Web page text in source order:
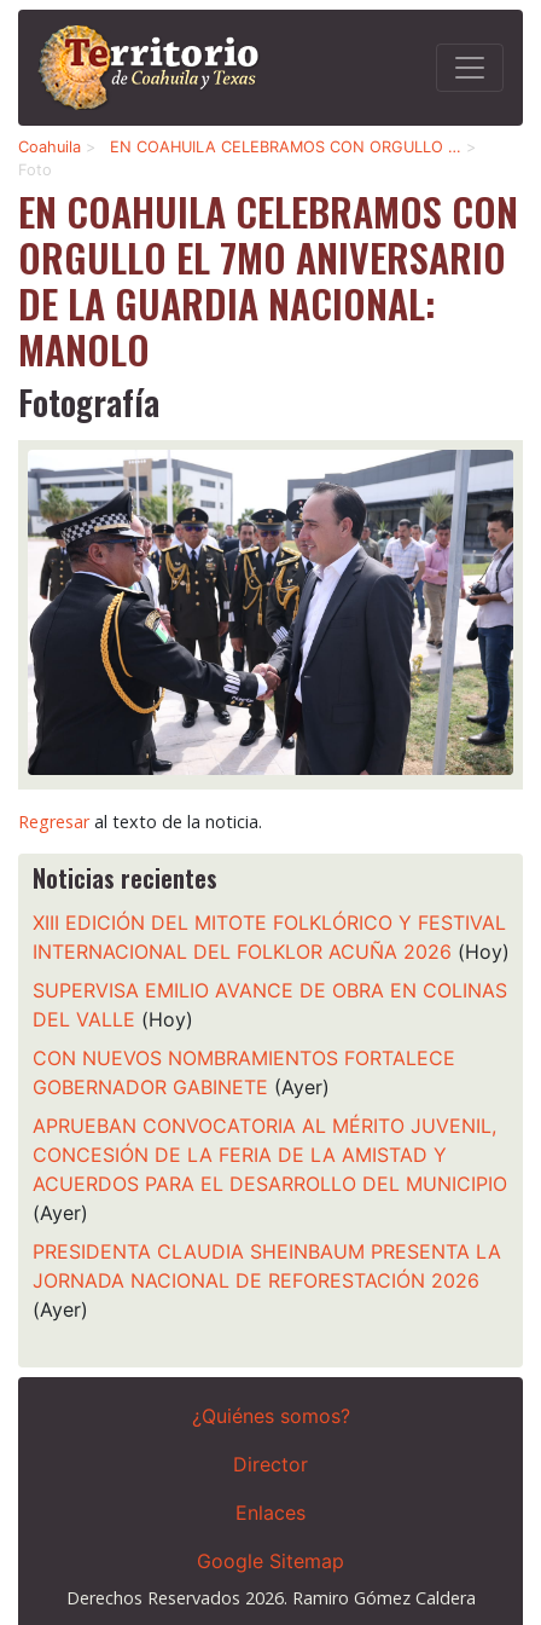
Coahuila > EN COAHUILA CELEBRAMOS CON ORGULLO … >
Foto
EN COAHUILA CELEBRAMOS CON
ORGULLO EL 7MO ANIVERSARIO
DE LA GUARDIA NACIONAL:
MANOLO
Fotografía
Regresaral texto de la noticia.
Noticias recientes
XIII EDICIÓN DEL MITOTE FOLKLÓRICO Y FESTIVAL
INTERNACIONAL DEL FOLKLOR ACUÑA 2026 (Hoy)
SUPERVISA EMILIO AVANCE DE OBRA EN COLINAS
DEL VALLE (Hoy)
CON NUEVOS NOMBRAMIENTOS FORTALECE
GOBERNADOR GABINETE (Ayer)
APRUEBAN CONVOCATORIA AL MÉRITO JUVENIL,
CONCESIÓN DE LA FERIA DE LA AMISTAD Y
ACUERDOS PARA EL DESARROLLO DEL MUNICIPIO
(Ayer)
PRESIDENTA CLAUDIA SHEINBAUM PRESENTA LA
JORNADA NACIONAL DE REFORESTACIÓN 2026
(Ayer)
¿Quiénes somos?
Director
Enlaces
Google Sitemap
Derechos Reservados 2026. Ramiro Gómez Caldera